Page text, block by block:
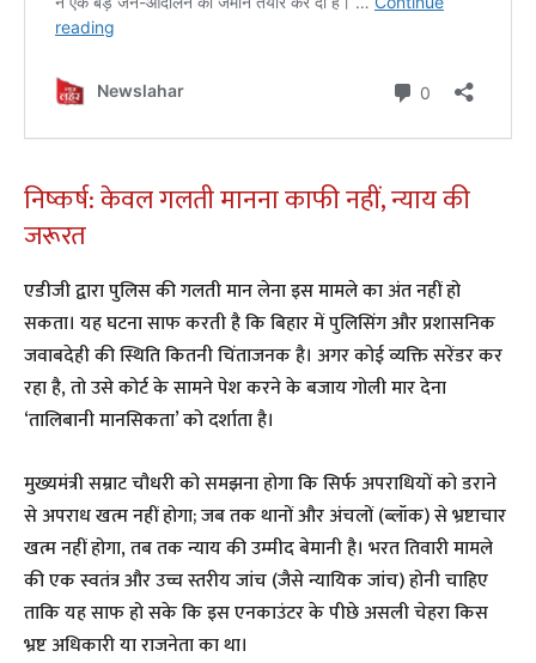
​निष्कर्ष: केवल गलती मानना काफी नहीं, न्याय की
जरूरत
​एडीजी द्वारा पुलिस की गलती मान लेना इस मामले का अंत नहीं हो
सकता। यह घटना साफ करती है कि बिहार में पुलिसिंग और प्रशासनिक
जवाबदेही की स्थिति कितनी चिंताजनक है। अगर कोई व्यक्ति सरेंडर कर
रहा है, तो उसे कोर्ट के सामने पेश करने के बजाय गोली मार देना
‘तालिबानी मानसिकता’ को दर्शाता है।
​मुख्यमंत्री सम्राट चौधरी को समझना होगा कि सिर्फ अपराधियों को डराने
से अपराध खत्म नहीं होगा; जब तक थानों और अंचलों (ब्लॉक) से भ्रष्टाचार
खत्म नहीं होगा, तब तक न्याय की उम्मीद बेमानी है। भरत तिवारी मामले
की एक स्वतंत्र और उच्च स्तरीय जांच (जैसे न्यायिक जांच) होनी चाहिए
ताकि यह साफ हो सके कि इस एनकाउंटर के पीछे असली चेहरा किस
भ्रष्ट अधिकारी या राजनेता का था।